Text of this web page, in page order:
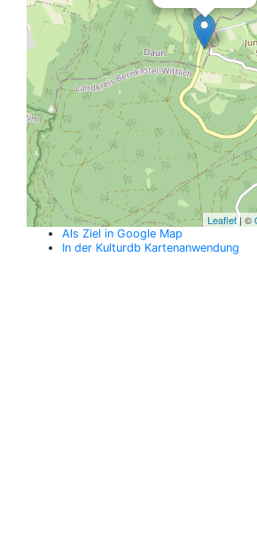
Leaflet| ©
Als Ziel in Google Map
In der Kulturdb Kartenanwendung